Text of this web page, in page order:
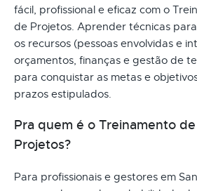
fácil, profissional e eficaz com o
de Projetos. Aprender técnicas
os recursos (pessoas envolvidas e
orçamentos, finanças e gestão de
para conquistar as metas e
prazos estipulados.
Pra quem é o Treinamento
Projetos?
Para profissionais e gestores em